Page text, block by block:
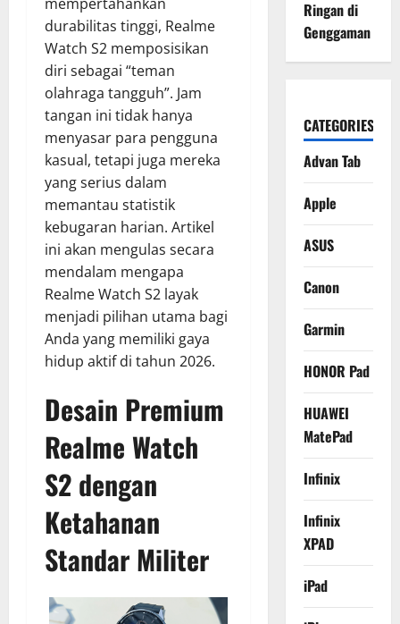
durabilitas tinggi, Realme
Watch S2 memposisikan
diri sebagai “teman
olahraga tangguh”. Jam
tangan ini tidak hanya
menyasar para pengguna
kasual, tetapi juga mereka
yang serius dalam
memantau statistik
kebugaran harian. Artikel
ini akan mengulas secara
mendalam mengapa
Realme Watch S2 layak
menjadi pilihan utama bagi
Anda yang memiliki gaya
hidup aktif di tahun 2026.
Desain Premium
Realme Watch
S2 dengan
Ketahanan
Standar Militer
Ringan di
Genggaman
CATEGORIES
Advan Tab
Apple
ASUS
Canon
Garmin
HONOR Pad
HUAWEI
MatePad
Infinix
Infinix
XPAD
iPad